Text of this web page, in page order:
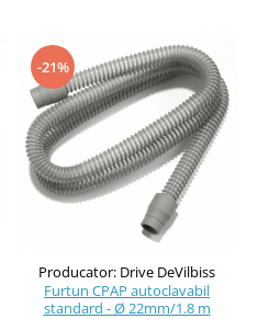
-21%
Producator: Drive DeVilbiss
Furtun CPAP autoclavabil
standard - Ø 22mm/1.8 m